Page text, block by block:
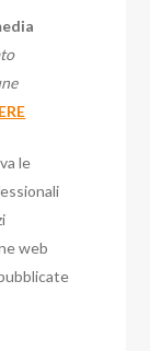
le
web